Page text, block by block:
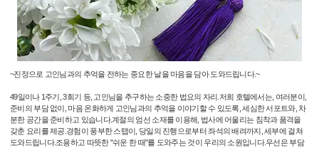
~진정으로 고인님과의 추억을 전하는 중요한 날을 마음을 담아 도와드립니다.~
49일이나 1주기, 3회기 등, 고인님을 추구하는 소중한 법요의 자리.저희 호텔에서는, 여러분이,
준비의 부담 없이, 마음 온화하게 고인님과의 추억을 이야기할 수 있도록, 세심한 서포트와, 차
분한 공간을 준비하고 있습니다.계절의 엄선 소재를 이용해, 법사에 어울리는 침착과 품격을
갖춘 요리를 제공.경험이 풍부한 스탭이, 당일의 진행으로부터 좌석의 배려까지, 세부에 걸쳐
도와드립니다.조용하고 따뜻한 "쉬운 한 때"를 도와주는 것이 우리의 소원입니다.우선은 부담